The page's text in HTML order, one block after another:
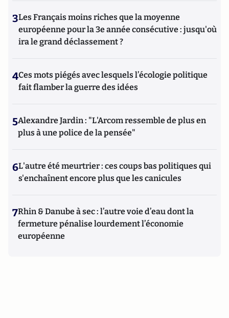
3Les Français moins riches que la moyenne
européenne pour la 3e année consécutive : jusqu'où
ira le grand déclassement ?
4Ces mots piégés avec lesquels l’écologie politique
fait flamber la guerre des idées
5Alexandre Jardin : "L'Arcom ressemble de plus en
plus à une police de la pensée"
6L'autre été meurtrier : ces coups bas politiques qui
s'enchaînent encore plus que les canicules
7Rhin & Danube à sec : l’autre voie d’eau dont la
fermeture pénalise lourdement l’économie
européenne